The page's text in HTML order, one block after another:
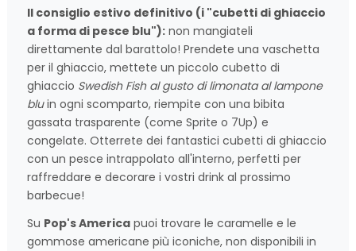
Il consiglio estivo definitivo (i "cubetti di ghiaccio
a forma di pesce blu"): non mangiateli
direttamente dal barattolo! Prendete una vaschetta
per il ghiaccio, mettete un piccolo cubetto di
ghiaccio Swedish Fish al gusto di limonata al lampone
bluin ogni scomparto, riempite con una bibita
gassata trasparente (come Sprite o 7Up) e
congelate. Otterrete dei fantastici cubetti di ghiaccio
con un pesce intrappolato all'interno, perfetti per
raffreddare e decorare i vostri drink al prossimo
barbecue!
Su Pop's America puoi trovare le caramelle e le
gommose americane più iconiche, non disponibili in